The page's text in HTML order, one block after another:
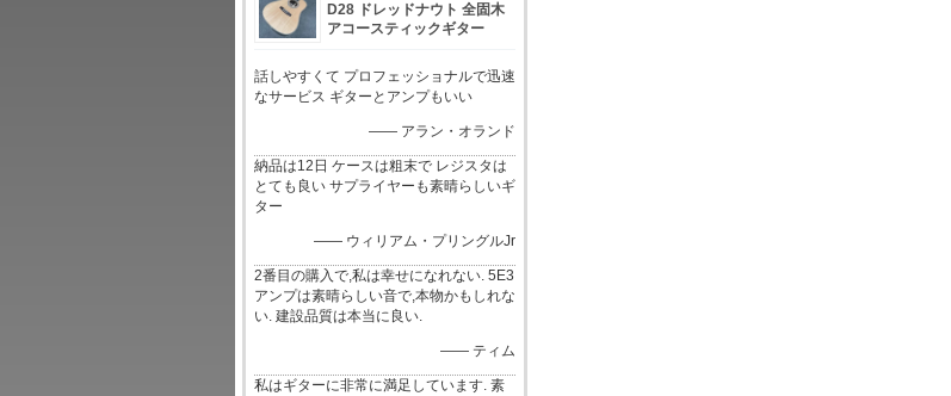
D28 ドレッドナウト 全固木
アコースティックギター
話しやすくて プロフェッショナルで迅速
なサービス ギターとアンプもいい
—— アラン・オランド
納品は12日 ケースは粗末で レジスタは
とても良い サプライヤーも素晴らしいギ
ター
—— ウィリアム・プリングルJr
2番目の購入で,私は幸せになれない. 5E3
アンプは素晴らしい音で,本物かもしれな
い. 建設品質は本当に良い.
—— ティム
私はギターに非常に満足しています. 素